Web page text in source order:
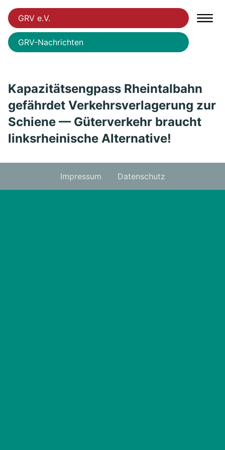
GRV e.V.
GRV-Nachrichten
Kapazitätsengpass Rheintalbahn
gefährdet Verkehrsverlagerung zur
Schiene — Güterverkehr braucht
linksrheinische Alternative!
Impressum Datenschutz